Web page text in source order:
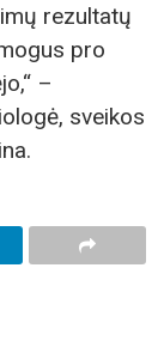
rezultatų
pro
–
sveikos